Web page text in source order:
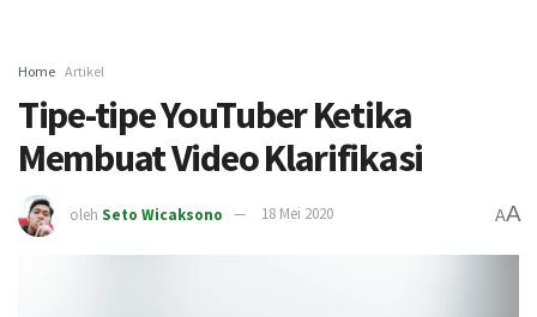
Home Artikel
Tipe-tipe YouTuber Ketika
Membuat Video Klarifikasi
oleh Seto Wicaksono 18 Mei 2020 AA